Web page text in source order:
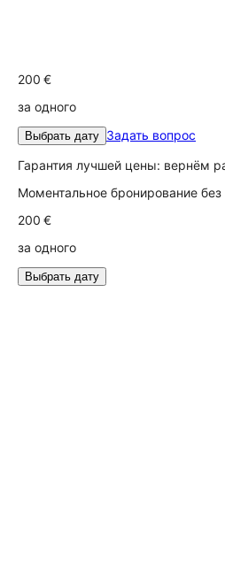
200 €
за одного
Выбрать дату Задать вопрос
Гарантия лучшей цены: вернём
Моментальное бронирование
200 €
за одного
Выбрать дату